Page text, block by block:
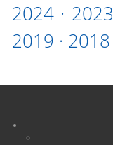
2024 · 2023
2019 · 2018